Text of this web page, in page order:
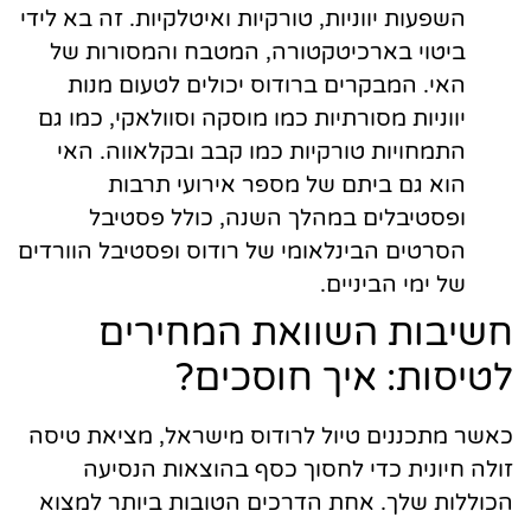
השפעות יווניות, טורקיות ואיטלקיות. זה בא לידי
ביטוי בארכיטקטורה, המטבח והמסורות של
האי. המבקרים ברודוס יכולים לטעום מנות
יווניות מסורתיות כמו מוסקה וסוולאקי, כמו גם
התמחויות טורקיות כמו קבב ובקלאווה. האי
הוא גם ביתם של מספר אירועי תרבות
ופסטיבלים במהלך השנה, כולל פסטיבל
הסרטים הבינלאומי של רודוס ופסטיבל הוורדים
של ימי הביניים.
חשיבות השוואת המחירים
לטיסות: איך חוסכים?
כאשר מתכננים טיול לרודוס מישראל, מציאת טיסה
זולה חיונית כדי לחסוך כסף בהוצאות הנסיעה
הכוללות שלך. אחת הדרכים הטובות ביותר למצוא